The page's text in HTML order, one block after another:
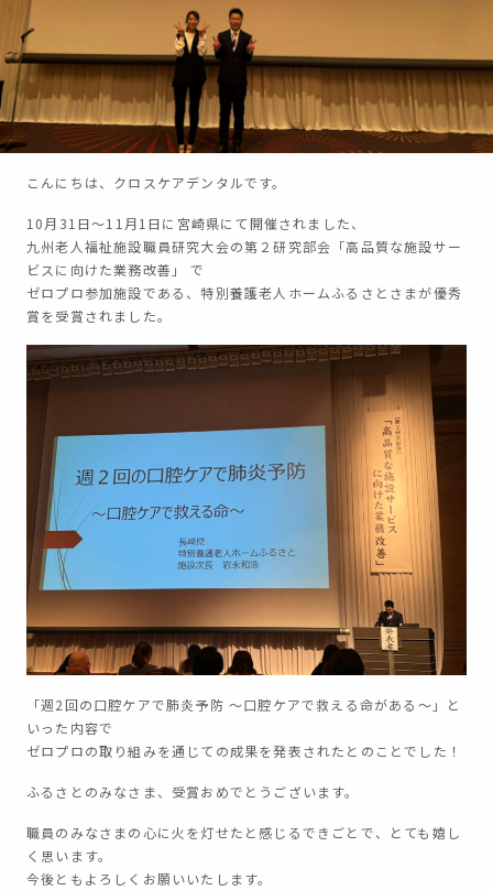
こんにちは、クロスケアデンタルです。
10月31日〜11月1日に宮崎県にて開催されました、
九州老人福祉施設職員研究大会の第２研究部会「高品質な施設サー
ビスに向けた業務改善」 で
ゼロプロ参加施設である、特別養護老人ホームふるさとさまが優秀
賞を受賞されました。
「週2回の口腔ケアで肺炎予防 ～口腔ケアで救える命がある～」と
いった内容で
ゼロプロの取り組みを通じての成果を発表されたとのことでした！
ふるさとのみなさま、受賞おめでとうございます。
職員のみなさまの心に火を灯せたと感じるできごとで、とても嬉し
く思います。
今後ともよろしくお願いいたします。